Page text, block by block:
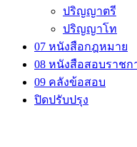
ปริญญาตรี
ปริญญาโท
07 หนังสือกฎหมาย
08 หนังสือสอบราชก
09 คลังข้อสอบ
ปิดปรับปรุง